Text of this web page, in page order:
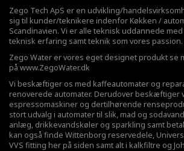
Zego Tech ApS er en udvikling/
sig til kunder/teknikere indenfor Køkken /
Scandinavien. Vi er alle teknisk uddannede
teknisk erfaring samt teknik som vores passion.
Zego Water er vores eget designet produkt se
på www.ZegoWater.dk
Vi beskæftiger os med kaffeautomater og
renoverede automater. Derudover beskæftiger
espressomaskiner og dertilhørende
stort udvalg i automater til slik, mad og
anlæg, drikkevandskøler og sparkling samt
kan også finde Wittenborg reservedele,
VVS fitting her på siden samt alt i kalkfiltre og